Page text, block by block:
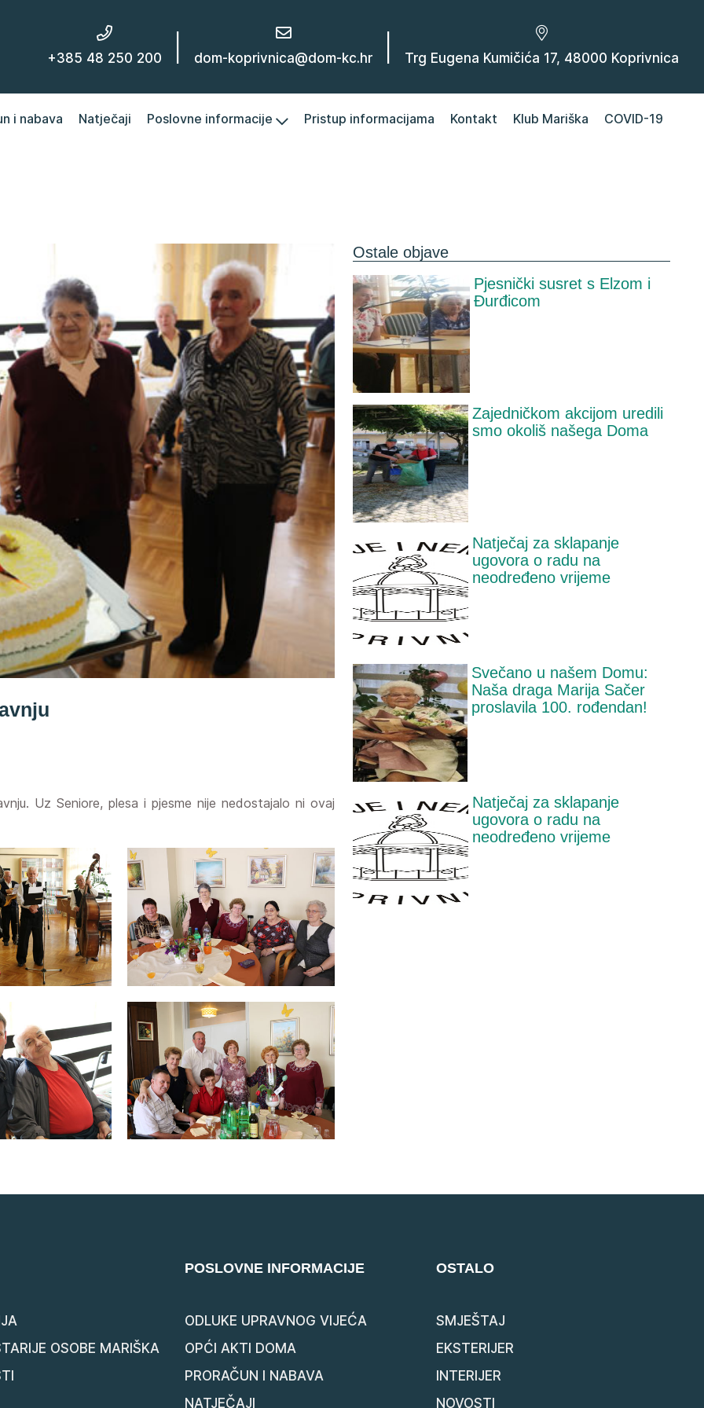
+385 48 250 200 dom-koprivnica@dom-kc.hr Trg Eugena Kumičića 17, 48000 Koprivnica
i nabava Natječaji Poslovne informacije Pristup informacijama Kontakt Klub Mariška COVID-19
Uz Seniore, plesa i pjesme nije nedostajalo ni ovaj
Ostale objave
Pjesnički susret s Elzom i
Đurđicom
Zajedničkom akcijom uredili
smo okoliš našega Doma
Natječaj za sklapanje
ugovora o radu na
neodređeno vrijeme
Svečano u našem Domu:
Naša draga Marija Sačer
proslavila 100. rođendan!
Natječaj za sklapanje
ugovora o radu na
neodređeno vrijeme
OSOBE MARIŠKA
POSLOVNE INFORMACIJE
ODLUKE UPRAVNOG VIJEĆA
OPĆI AKTI DOMA
PRORAČUN I NABAVA
NATJEČAJI
OSTALO
SMJEŠTAJ
EKSTERIJER
INTERIJER
NOVOSTI